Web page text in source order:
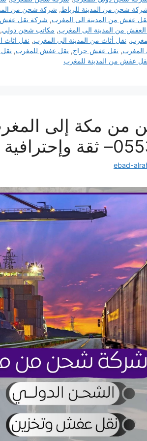
شحن من المدينة للرباط, شركة شحن من
عفش من المدينة الى المغرب, شركة نقل عفش
العفش من المدينة الى المغرب, مكاتب شحن دولي,
, نقل أثاث من المدينة الى المغرب, نقل اثاث
, نقل عفش حراج, نقل عفش للمغرب,
عفش من المدينة للمغرب
من مكة إلى
لكل شحنة
ebad-